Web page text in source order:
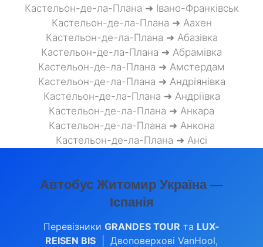
Кастельон-де-ла-Плана ➜ Івано-Франківськ
Кастельон-де-ла-Плана ➜ Аахен
Кастельон-де-ла-Плана ➜ Абазівка
Кастельон-де-ла-Плана ➜ Абрамівка
Кастельон-де-ла-Плана ➜ Амстердам
Кастельон-де-ла-Плана ➜ Андріянівка
Кастельон-де-ла-Плана ➜ Андріївка
Кастельон-де-ла-Плана ➜ Анкара
Кастельон-де-ла-Плана ➜ Анкона
Кастельон-де-ла-Плана ➜ Ансі
Автобус Житомир Україна —
Іспанія
Перевізники GRANDES TOUR та LUX-
REISEN BIS | Двоповерхові VanHool,